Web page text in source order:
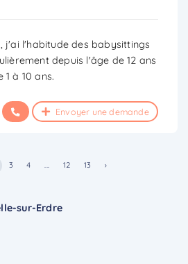
sur-Erdre
j'ai l'habitude des babysittings
depuis l'âge de 12 ans
à 10 ans.
Envoyer une demande
3 4 ... 12 13 ›